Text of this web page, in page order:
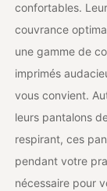
confortables.
couvrance
une gamme de
imprimés
vous convient.
leurs pantalons
respirant, ces
pendant votre
nécessaire pour